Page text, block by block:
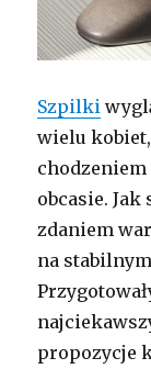
Szpilki
wielu
obcasie. Jak
zdaniem
na
propozycje